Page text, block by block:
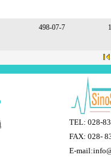
498-07-7
TEL: 028-
FAX: 028-
E-